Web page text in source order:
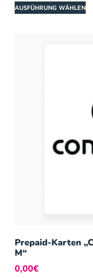
AUSFÜHRUNG WÄHLEN
Prepaid-Karten
M“
0,00€